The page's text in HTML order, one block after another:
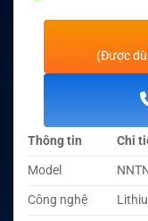
(Được
Thông tin
Chi
Model
Công nghệ